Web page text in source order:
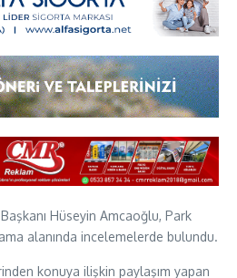
Hüseyin Amcaoğlu, Park
alanında incelemelerde bulundu.
konuya ilişkin paylaşım yapan